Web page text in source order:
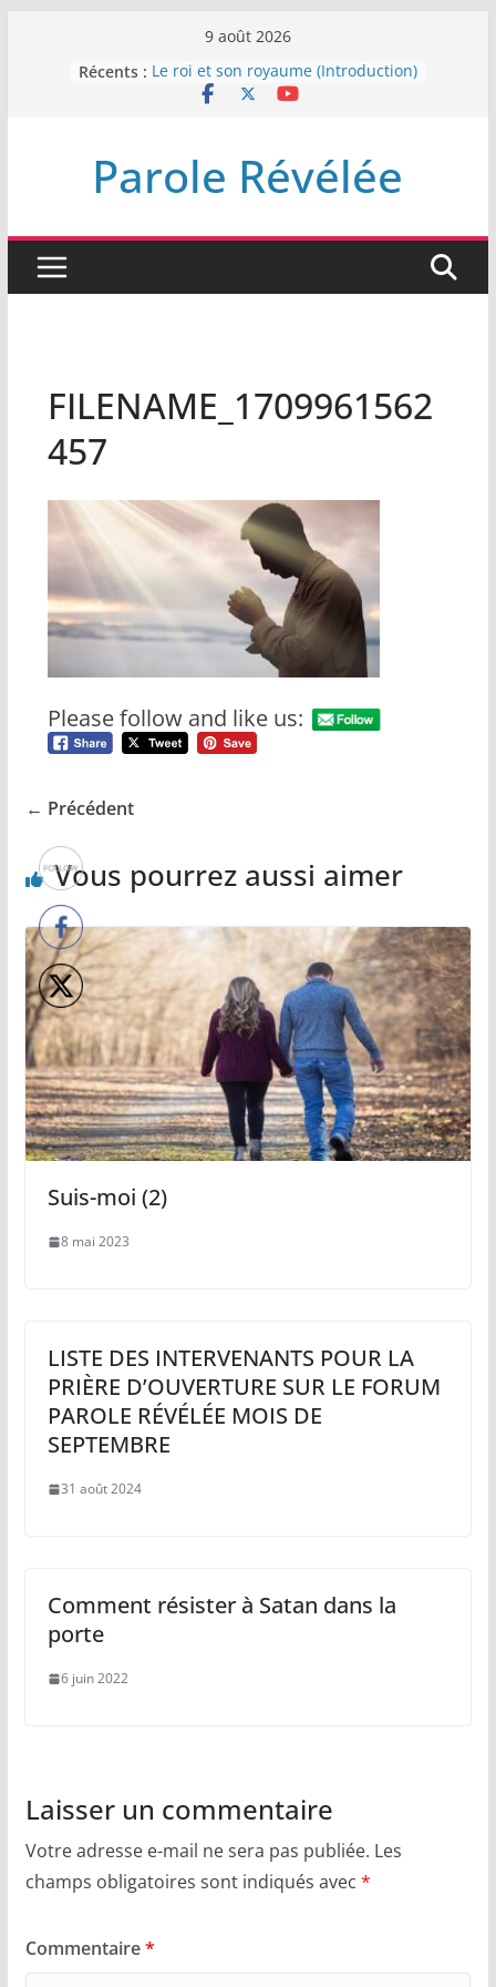
9 août 2026
Récents : Le roi et son royaume (Introduction)
DEMEUREZ DANS LA LUMIÈRE
LABAN
L’INTERVENTION DE DIEU
Parole Révélée
FILENAME_1709961562
457
Please follow and like us:
← Précédent
Vous pourrez aussi aimer
Suis-moi (2)
8 mai 2023
LISTE DES INTERVENANTS POUR LA
PRIÈRE D’OUVERTURE SUR LE FORUM
PAROLE RÉVÉLÉE MOIS DE
SEPTEMBRE
31 août 2024
Comment résister à Satan dans la
porte
6 juin 2022
Laisser un commentaire
Votre adresse e-mail ne sera pas publiée. Les
champs obligatoires sont indiqués avec *
Commentaire*